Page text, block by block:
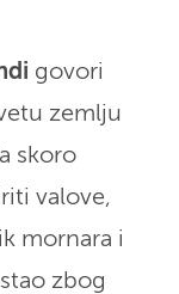
govori
zemlju
skoro
valove,
mornara i
zbog